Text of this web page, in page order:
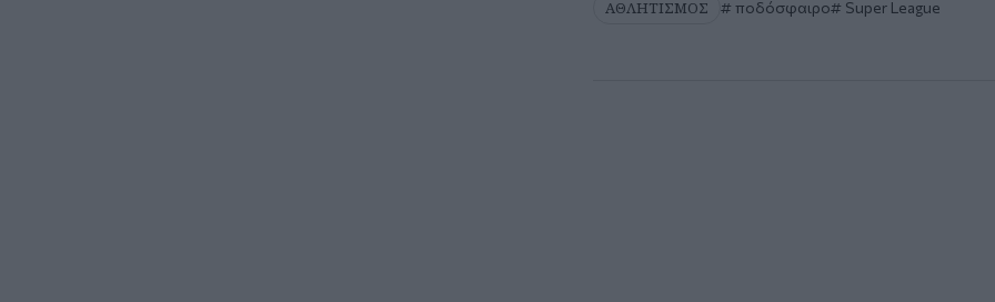
ΑΘΛΗΤΙΣΜΟΣ ποδόσφαιρο Super League